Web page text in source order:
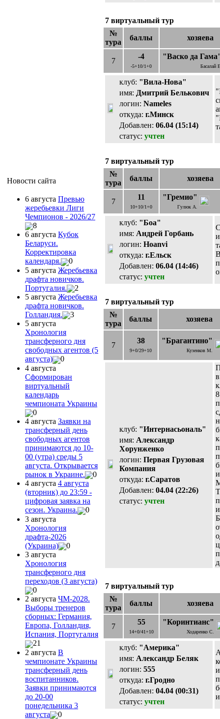
Новости сайта
6 августа Превью
жеребьевки Лиги
Чемпионов - 2026/27
8
6 августа Кубок
Беларуси.
Корректировка
календаря.
0
5 августа Жеребьевка
драфта новичков.
Португалия.
2
5 августа Жеребьевка
драфта новичков.
Голландия.
3
5 августа
Хронология
трансферного дня
свободных агентов (5
августа)
0
4 августа
Сформирован
виртуальный
календарь
чемпионата Украины
0
4 августа Заявки на
трансферный день
свободных агентов
принимаются до 10-
00 (утра) среды 5
августа. Открывается
рынок в Украине.
0
4 августа 4 августа
(вторник) до 23:59 -
цифровая заявка на
сезон. Украина.
0
3 августа
Хронология
драфта-2026
(Украина)
0
3 августа
Хронология
трансферного дня
переходов (3 августа)
0
2 августа ЧМ-2028.
Выборы тренеров
сборных: Германия,
Европа, Голландия,
Испания, Португалия
21
2 августа В
чемпионате Украины
трансферный день
воспитанников.
Заявки принимаются
до 20-00
понедельника 3
августа
0
7 виртуальный тур
№
тура
баллы хозяева
7
-4
-5+10/1+0
"Васко да
Басалай
клуб: "Вила-Нова"
имя: Дмитрий Белькович
логин: Nameles
откуда: г.Минск
Добавлен: 06.04 (15:14)
статус: учтен
7 виртуальный тур
№
тура
баллы хозяева
7
11
10+10/1+0
"Гремио"
Гулюк А.
клуб: "Боа"
имя: Андрей Горбань
логин: Hoanvi
откуда: г.Ельск
Добавлен: 06.04 (14:46)
статус: учтен
7 виртуальный тур
№
тура
баллы хозяева
7
38
9+0/29+10
"Брагантино"
Кузенков М.
клуб: "Интернасьональ"
имя: Александр
Хорунженко
логин: Первая Грузовая
Компания
откуда: г.Саратов
Добавлен: 04.04 (22:26)
статус: учтен
7 виртуальный тур
№
тура
баллы хозяева
7
55
14+0/41+10
"Коринтианс"
Ходаренко С.
клуб: "Америка"
имя: Александр Беляк
логин: 555
откуда: г.Гродно
Добавлен: 04.04 (00:31)
статус: учтен